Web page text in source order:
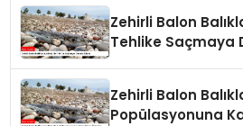
Zehirli Balon
Tehlike Saçmaya
Zehirli Balon
Popülasyonuna